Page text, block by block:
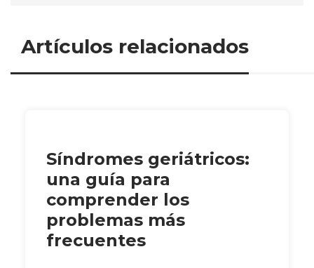
Artículos relacionados
Síndromes geriátricos:
una guía para
comprender los
problemas más
frecuentes